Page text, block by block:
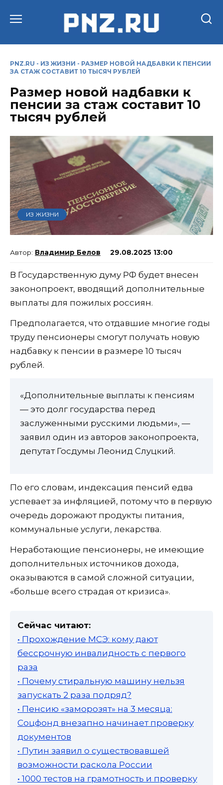
PNZ.RU - ИЗ ЖИЗНИ - РАЗМЕР НОВОЙ НАДБАВКИ К ПЕНСИИ
ЗА СТАЖ СОСТАВИТ 10 ТЫСЯЧ РУБЛЕЙ
Размер новой надбавки к
пенсии за стаж составит 10
тысяч рублей
ИЗ ЖИЗНИ
Владимир Белов 29.08.2025 13:00
В Государственную думу РФ будет внесен
законопроект, вводящий дополнительные
выплаты для пожилых россиян.
Предполагается, что отдавшие многие годы
труду пенсионеры смогут получать новую
надбавку к пенсии в размере 10 тысяч
рублей.
«Дополнительные выплаты к пенсиям
— это долг государства перед
заслуженными русскими людьми», —
заявил один из авторов законопроекта,
депутат Госдумы Леонид Слуцкий.
По его словам, индексация пенсий едва
успевает за инфляцией, потому что в первую
очередь дорожают продукты питания,
коммунальные услуги, лекарства.
Неработающие пенсионеры, не имеющие
дополнительных источников дохода,
оказываются в самой сложной ситуации,
«больше всего страдая от кризиса».
Сейчас читают:
• Прохождение МСЭ: кому дают
бессрочную инвалидность с первого
раза
• Почему стиральную машину нельзя
запускать 2 раза подряд?
• Пенсию «заморозят» на 3 месяца:
Соцфонд внезапно начинает проверку
документов
• Путин заявил о существовавшей
возможности раскола России
• 1000 тестов на грамотность и проверку